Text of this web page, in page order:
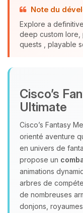
Note du
Explore a
deep custom lore,
quests , playable
Cisco’s
Ultimate
Cisco’s Fantasy
orienté aventure
en univers de
propose un
animations
arbres de
de nombreuses
donjons,
tu as
petits